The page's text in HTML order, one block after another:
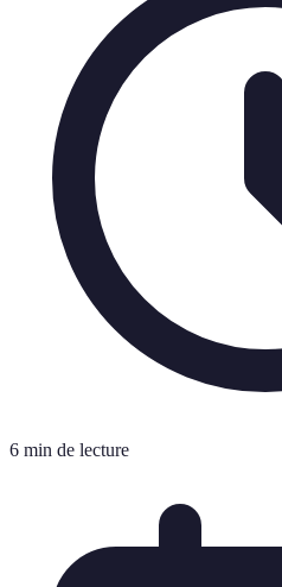
6 min de lecture